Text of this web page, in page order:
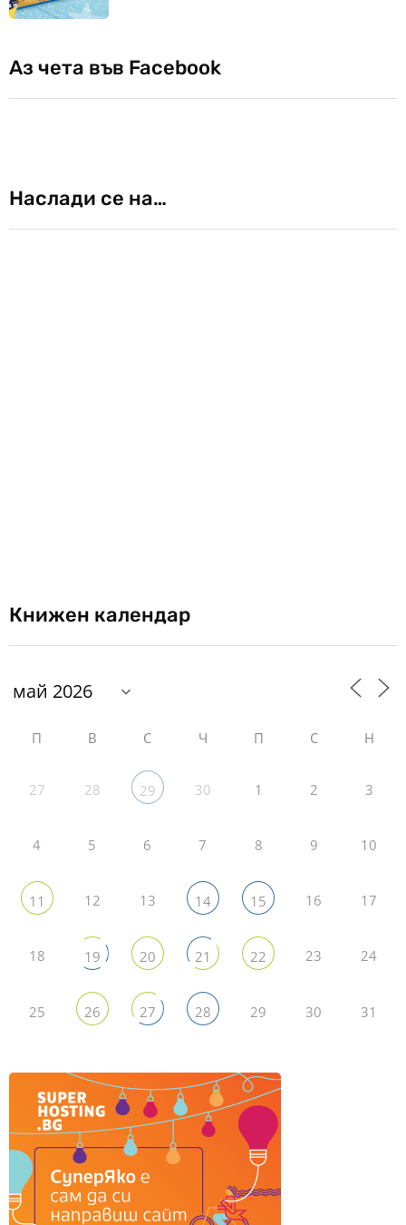
Аз чета във Facebook
Наслади се на…
Книжен календар
П В С Ч П С Н
27 28 29 30 1 2 3
4 5 6 7 8 9 10
11 12 13 14 15 16 17
18 19 20 21 22 23 24
25 26 27 28 29 30 31